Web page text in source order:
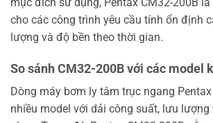
cho các công trình yêu cầu tính ổn định
lượng và độ bền theo thời gian.
So sánh CM32-200B với các model
Dòng máy bơm ly tâm trục ngang
nhiều model với dải công suất, lưu lượng